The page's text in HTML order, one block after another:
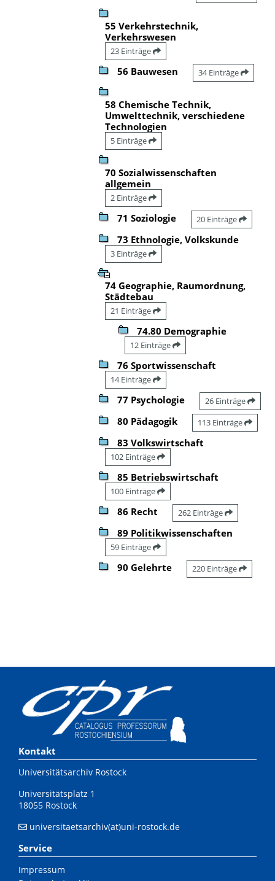
55 Verkehrstechnik,
Verkehrswesen
23 Einträge
56 Bauwesen 34 Einträge
58 Chemische Technik,
Umwelttechnik, verschiedene
Technologien
5 Einträge
70 Sozialwissenschaften
allgemein
2 Einträge
71 Soziologie 20 Einträge
73 Ethnologie, Volkskunde
3 Einträge
74 Geographie, Raumordnung,
Städtebau
21 Einträge
74.80 Demographie
12 Einträge
76 Sportwissenschaft
14 Einträge
77 Psychologie 26 Einträge
80 Pädagogik 113 Einträge
83 Volkswirtschaft
102 Einträge
85 Betriebswirtschaft
100 Einträge
86 Recht 262 Einträge
89 Politikwissenschaften
59 Einträge
90 Gelehrte 220 Einträge
Kontakt
Universitätsarchiv Rostock
Universitätsplatz 1
18055 Rostock
universitaetsarchiv(at)uni-rostock.de
Service
Impressum